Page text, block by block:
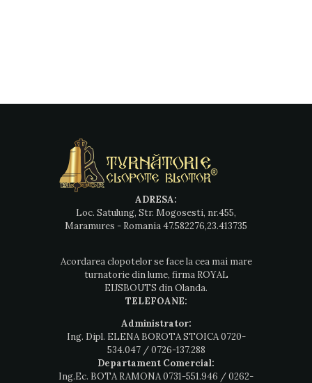
ADRESA:
Loc. Satulung, Str. Mogosesti, nr.455,
Maramures - Romania 47.582276,23.413735
Acordarea clopotelor se face la cea mai mare
turnatorie din lume, firma ROYAL
EIJSBOUTS din Olanda.
TELEFOANE:
Administrator:
Ing. Dipl. ELENA BOROTA STOICA0720-
534.047/0726-137.288
Departament Comercial:
Ing.Ec. BOTA RAMONA0731-551.946 /0262-